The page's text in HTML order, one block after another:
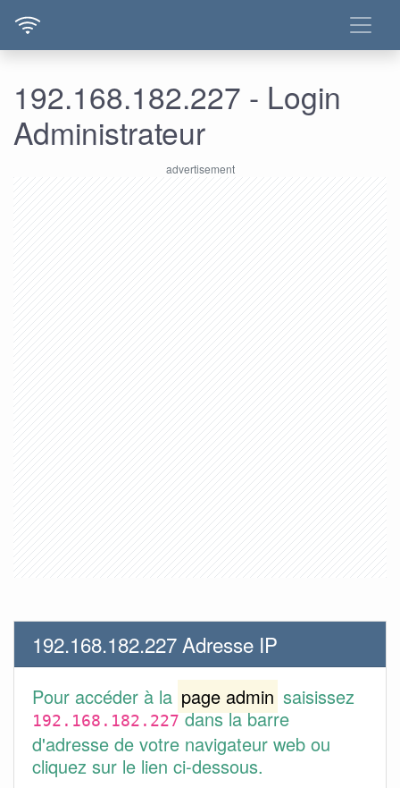
192.168.182.227 - Login
Administrateur
192.168.182.227 Adresse IP
Pour accéder à la page admin saisissez
192.168.182.227dans la barre
d'adresse de votre navigateur web ou
cliquez sur le lien ci-dessous.